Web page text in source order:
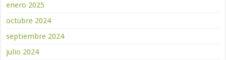
enero 2025
octubre 2024
septiembre 2024
julio 2024